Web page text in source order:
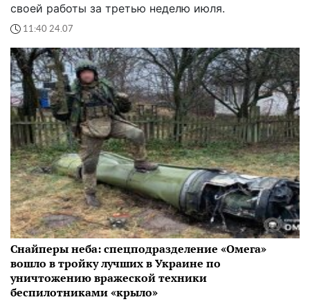
своей работы за третью неделю июля.
11:40 24.07
Снайперы неба: спецподразделение «Омега»
вошло в тройку лучших в Украине по
уничтожению вражеской техники
беспилотниками «крыло»